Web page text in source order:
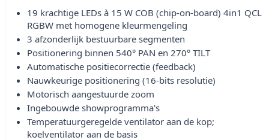
19 krachtige LEDs à 15 W COB (chip-on-board) 4in1 QCL
RGBW met homogene kleurmengeling
3 afzonderlijk bestuurbare segmenten
Positionering binnen 540° PAN en 270° TILT
Automatische positiecorrectie (feedback)
Nauwkeurige positionering (16-bits resolutie)
Motorisch aangestuurde zoom
Ingebouwde showprogramma's
Temperatuurgeregelde ventilator aan de kop;
koelventilator aan de basis